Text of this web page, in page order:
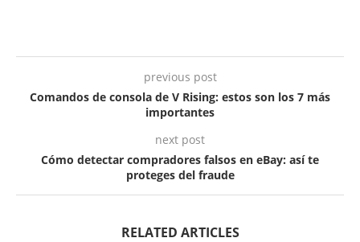
previous post
Comandos de consola de V Rising: estos son los 7 más
importantes
next post
Cómo detectar compradores falsos en eBay: así te
proteges del fraude
RELATED ARTICLES